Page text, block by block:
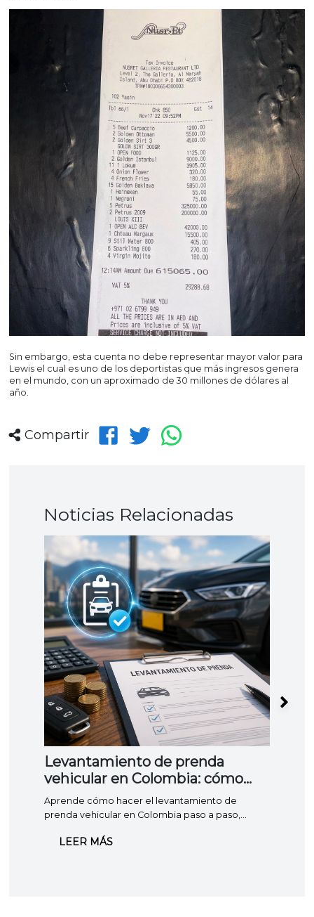
Sin embargo, esta cuenta no debe representar mayor valor para
Lewis el cual es uno de los deportistas que más ingresos genera
en el mundo, con un aproximado de 30 millones de dólares al
año.
Compartir
Noticias Relacionadas
Levantamiento de prenda
vehicular en Colombia: cómo
hacerlo, costos y requisitos
Aprende cómo hacer el levantamiento de
prenda vehicular en Colombia paso a paso,
completa y actualizada.
LEER MÁS